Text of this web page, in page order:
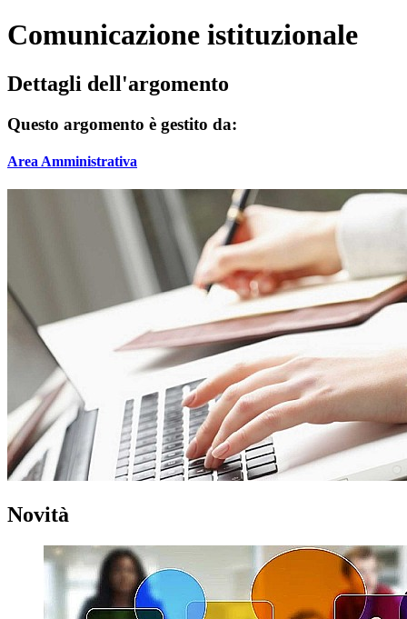
Comunicazione istituzionale
Dettagli dell'argomento
Questo argomento è gestito da:
Area Amministrativa
Novità